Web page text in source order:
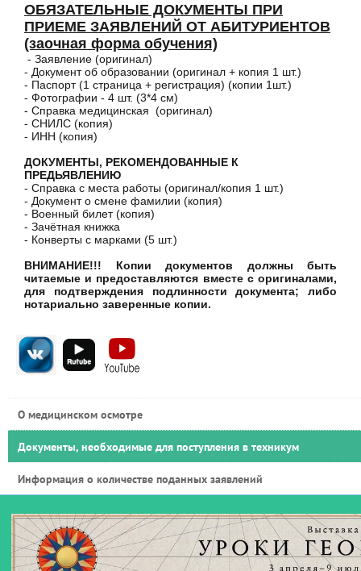
ОБЯЗАТЕЛЬНЫЕ ДОКУМЕНТЫ ПРИ
ПРИЕМЕ ЗАЯВЛЕНИЙ ОТ АБИТУРИЕНТОВ
(заочная форма обучения)
- Заявление (оригинал)
- Документ об образовании (оригинал + копия 1 шт.)
- Паспорт (1 страница + регистрация) (копии 1шт.)
- Фотографии - 4 шт. (3*4 см)
- Справка медицинская (оригинал)
- СНИЛС (копия)
- ИНН (копия)
ДОКУМЕНТЫ, РЕКОМЕНДОВАННЫЕ К
ПРЕДЬЯВЛЕНИЮ
- Справка с места работы (оригинал/копия 1 шт.)
- Документ о смене фамилии (копия)
- Военный билет (копия)
- Зачётная книжка
- Конверты с марками (5 шт.)
ВНИМАНИЕ!!! Копии документов должны быть
читаемые и предоставляются вместе с оригиналами,
для подтверждения подлинности документа; либо
нотариально заверенные копии.
О медицинском осмотре
Документы, необходимые для поступления в техникум
Информация о количестве поданных заявлений